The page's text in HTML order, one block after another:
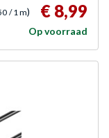
/ 1 m) € 8,99
Op voorraad